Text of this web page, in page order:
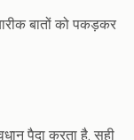
बातों को पकड़कर
पैदा करता है. सही